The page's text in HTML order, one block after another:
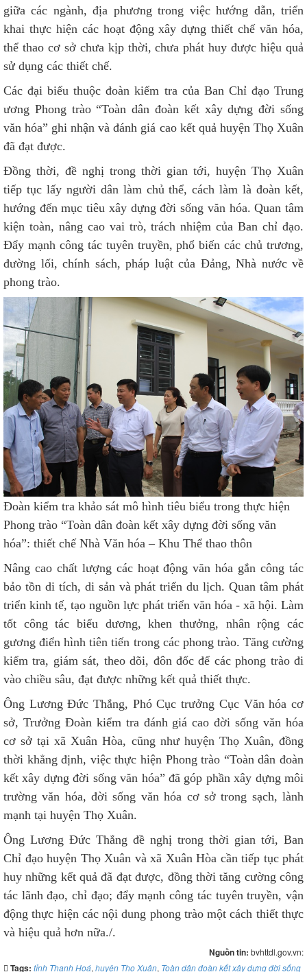
giữa các ngành, địa phương trong việc hướng dẫn, triển
khai thực hiện các hoạt động xây dựng thiết chế văn hóa,
thể thao cơ sở chưa kịp thời, chưa phát huy được hiệu quả
sử dụng các thiết chế.
Các đại biểu thuộc đoàn kiểm tra của Ban Chỉ đạo Trung
ương Phong trào “Toàn dân đoàn kết xây dựng đời sống
văn hóa” ghi nhận và đánh giá cao kết quả huyện Thọ Xuân
đã đạt được.
Đồng thời, đề nghị trong thời gian tới, huyện Thọ Xuân
tiếp tục lấy người dân làm chủ thể, cách làm là đoàn kết,
hướng đến mục tiêu xây dựng đời sống văn hóa. Quan tâm
kiện toàn, nâng cao vai trò, trách nhiệm của Ban chỉ đạo.
Đẩy mạnh công tác tuyên truyền, phổ biến các chủ trương,
đường lối, chính sách, pháp luật của Đảng, Nhà nước về
phong trào.
Đoàn kiểm tra khảo sát mô hình tiêu biểu trong thực hiện
Phong trào “Toàn dân đoàn kết xây dựng đời sống văn
hóa”: thiết chế Nhà Văn hóa – Khu Thể thao thôn
Nâng cao chất lượng các hoạt động văn hóa gắn công tác
bảo tồn di tích, di sản và phát triển du lịch. Quan tâm phát
triển kinh tế, tạo nguồn lực phát triển văn hóa - xã hội. Làm
tốt công tác biểu dương, khen thưởng, nhân rộng các
gương điển hình tiên tiến trong các phong trào. Tăng cường
kiểm tra, giám sát, theo dõi, đôn đốc để các phong trào đi
vào chiều sâu, đạt được những kết quả thiết thực.
Ông Lương Đức Thắng, Phó Cục trưởng Cục Văn hóa cơ
sở, Trưởng Đoàn kiểm tra đánh giá cao đời sống văn hóa
cơ sở tại xã Xuân Hòa, cũng như huyện Thọ Xuân, đồng
thời khẳng định, việc thực hiện Phong trào “Toàn dân đoàn
kết xây dựng đời sống văn hóa” đã góp phần xây dựng môi
trường văn hóa, đời sống văn hóa cơ sở trong sạch, lành
mạnh tại huyện Thọ Xuân.
Ông Lương Đức Thắng đề nghị trong thời gian tới, Ban
Chỉ đạo huyện Thọ Xuân và xã Xuân Hòa cần tiếp tục phát
huy những kết quả đã đạt được, đồng thời tăng cường công
tác lãnh đạo, chỉ đạo; đẩy mạnh công tác tuyên truyền, vận
động thực hiện các nội dung phong trào một cách thiết thực
và hiệu quả hơn nữa./.
Nguồn tin: bvhttdl.gov.vn:
Tags: tỉnh Thanh Hoá, huyện Thọ Xuân, Toàn dân đoàn kết xây dựng đời sống